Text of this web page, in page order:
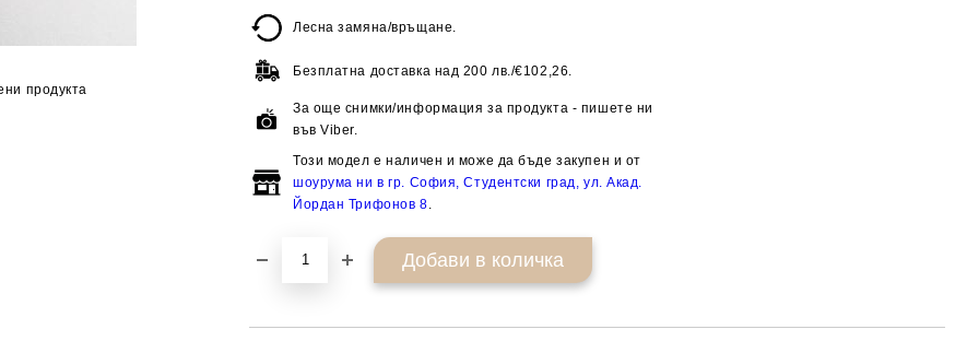
Лесна замяна/връщане.
Безплатна доставка над 200 лв./€102,26.
За още снимки/информация за продукта - пишете ни
във Viber.
Този модел е наличен и може да бъде закупен и от
шоурума ни в гр. София, Студентски град, ул. Акад.
Йордан Трифонов 8
продукта